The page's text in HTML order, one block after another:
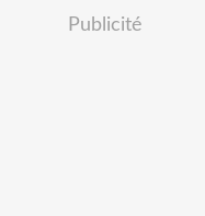
Publicité